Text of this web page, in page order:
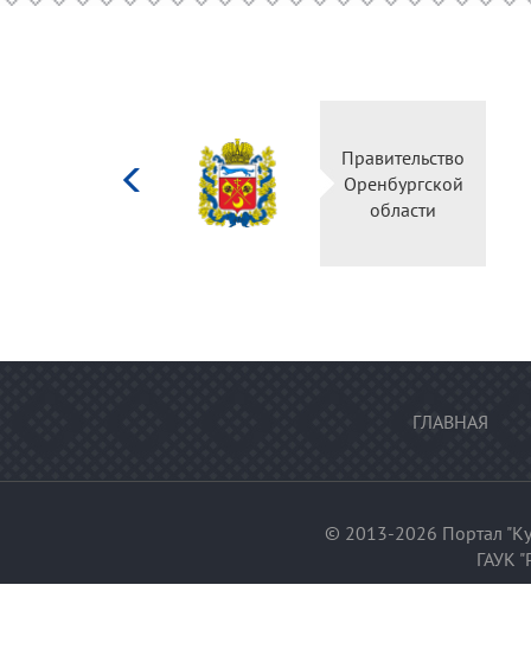
Правительство
Оренбургской
области
ГЛАВНАЯ
© 2013-2026 Портал
ГАУК